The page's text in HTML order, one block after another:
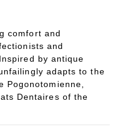
comfort and
and
by antique
adapts to the
Pogonotomienne,
Dentaires of the